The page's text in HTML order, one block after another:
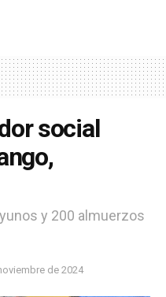
social
y 200 almuerzos
de 2024